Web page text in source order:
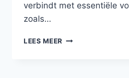
verbindt met essentiële
zoals…
LEES MEER BUS